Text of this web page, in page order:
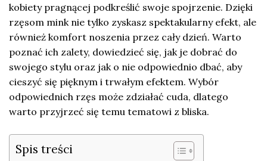
kobiety pragnącej podkreślić swoje spojrzenie. Dzięki
rzęsom mink nie tylko zyskasz spektakularny efekt, ale
również komfort noszenia przez cały dzień. Warto
poznać ich zalety, dowiedzieć się, jak je dobrać do
swojego stylu oraz jak o nie odpowiednio dbać, aby
cieszyć się pięknym i trwałym efektem. Wybór
odpowiednich rzęs może zdziałać cuda, dlatego
warto przyjrzeć się temu tematowi z bliska.
Spis treści